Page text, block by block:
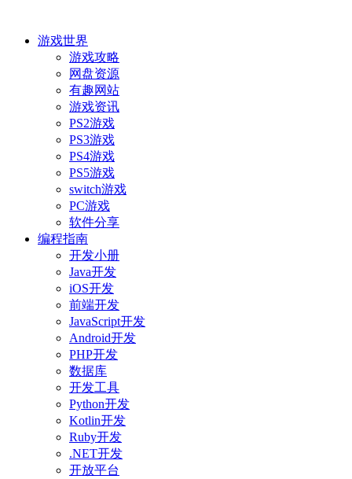
游戏世界
游戏攻略
网盘资源
有趣网站
游戏资讯
PS2游戏
PS3游戏
PS4游戏
PS5游戏
switch游戏
PC游戏
软件分享
编程指南
开发小册
Java开发
iOS开发
前端开发
JavaScript开发
Android开发
PHP开发
数据库
开发工具
Python开发
Kotlin开发
Ruby开发
.NET开发
开放平台